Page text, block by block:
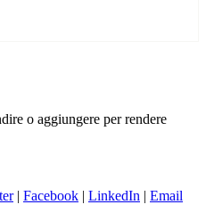
o aggiungere per rendere
| Facebook | LinkedIn | Email